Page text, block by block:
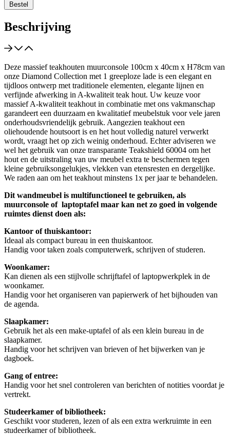
Bestel
Beschrijving
Deze massief teakhouten muurconsole 100cm x 40cm x H78cm van
onze Diamond Collection met 1 greeploze lade is een elegant en
tijdloos ontwerp met traditionele elementen, elegante lijnen en
verfijnde afwerking in A-kwaliteit teak hout. Uw keuze voor
massief A-kwaliteit teakhout in combinatie met ons vakmanschap
garandeert een duurzaam en kwalitatief meubelstuk voor vele jaren
onderhoudsvriendelijk gebruik. Aangezien teakhout een
oliehoudende houtsoort is en het hout volledig naturel verwerkt
wordt, vraagt het op zich weinig onderhoud. Echter adviseren we
wel het gebruik van onze transparante Teakshield 60004 om het
hout en de uitstraling van uw meubel extra te beschermen tegen
kleine gebruiksongelukjes, vlekken van etensresten en dergelijke.
We raden aan om het teakhout minstens 1x per jaar te behandelen.
Dit wandmeubel is multifunctioneel te gebruiken, als
muurconsole of laptoptafel maar kan net zo goed in volgende
ruimtes dienst doen als:
Kantoor of thuiskantoor:
Ideaal als compact bureau in een thuiskantoor.
Handig voor taken zoals computerwerk, schrijven of studeren.
Woonkamer:
Kan dienen als een stijlvolle schrijftafel of laptopwerkplek in de
woonkamer.
Handig voor het organiseren van papierwerk of het bijhouden van
de agenda.
Slaapkamer:
Gebruik het als een make-uptafel of als een klein bureau in de
slaapkamer.
Handig voor het schrijven van brieven of het bijwerken van je
dagboek.
Gang of entree:
Handig voor het snel controleren van berichten of notities voordat je
vertrekt.
Studeerkamer of bibliotheek:
Geschikt voor studeren, lezen of als een extra werkruimte in een
studeerkamer of bibliotheek.